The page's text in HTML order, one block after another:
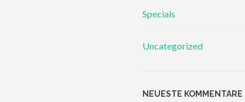
Specials
Uncategorized
NEUESTE KOMMENTARE